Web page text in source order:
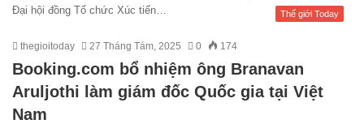
Đại hội đồng Tổ chức Xúc tiến…
Thế giới Today
thegioitoday 27 Tháng Tám, 2025 0 174
Booking.com bổ nhiệm ông Branavan
Aruljothi làm giám đốc Quốc gia tại Việt
Nam